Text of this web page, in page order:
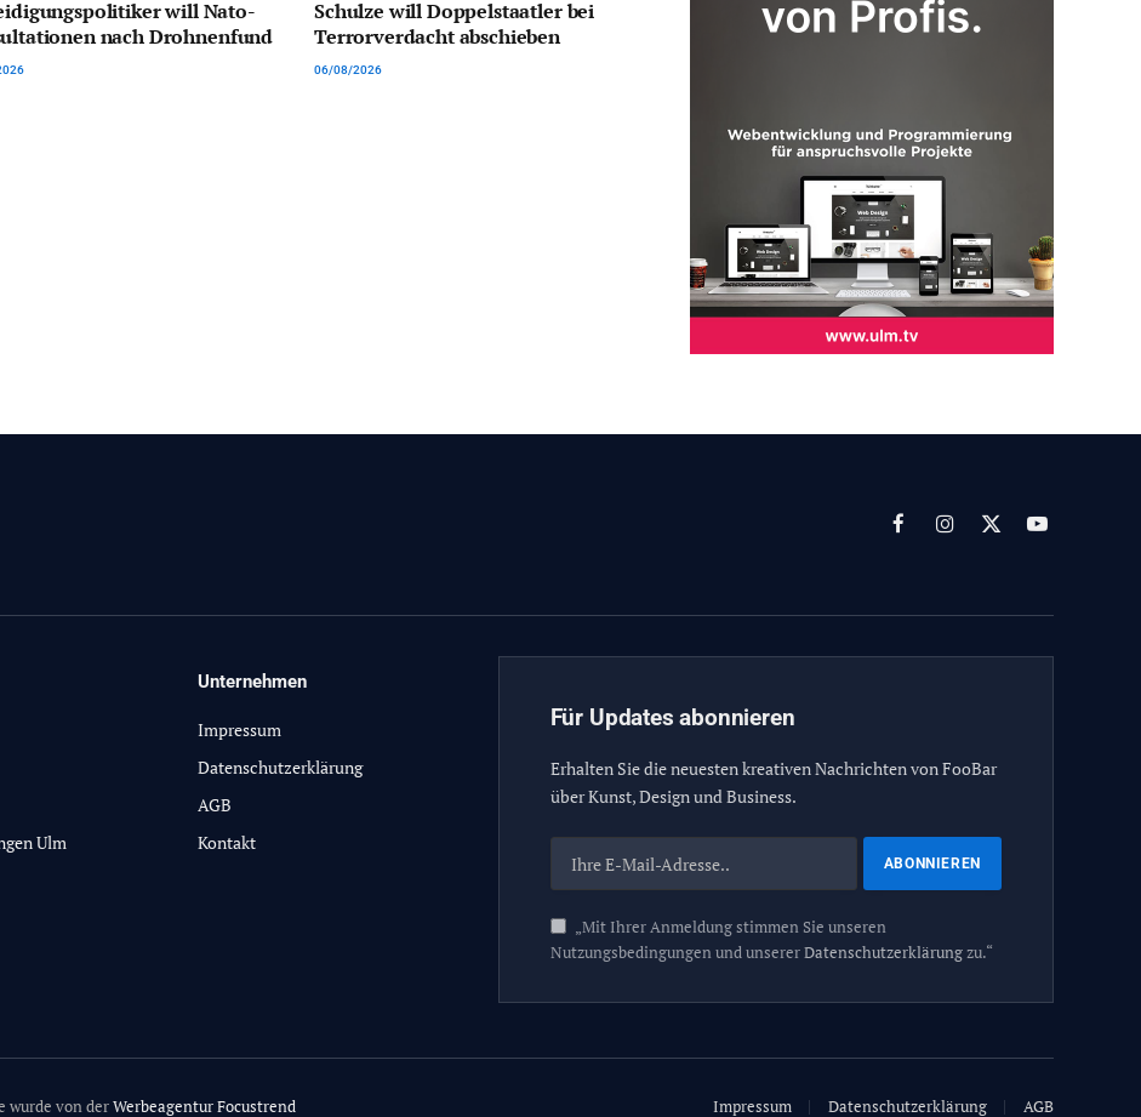
will Nato-
nach Drohnenfund
Schulze will Doppelstaatler bei
Terrorverdacht abschieben
06/08/2026
FacebookInstagram
X
YouTube
Ulm
Unternehmen
Impressum
Datenschutzerklärung
AGB
Kontakt
Für Updates abonnieren
Erhalten Sie die neuesten kreativen Nachrichten von FooBar
über Kunst, Design und Business.
„Mit Ihrer Anmeldung stimmen Sie unseren
Nutzungsbedingungen und unsererDatenschutzerklärungzu.“
wurde von derWerbeagentur Focustrend Impressum Datenschutzerklärung AGB